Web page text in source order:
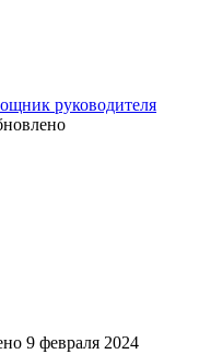
руководителя
9 февраля 2024